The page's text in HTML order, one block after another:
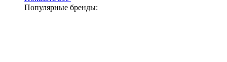
Популярные бренды: